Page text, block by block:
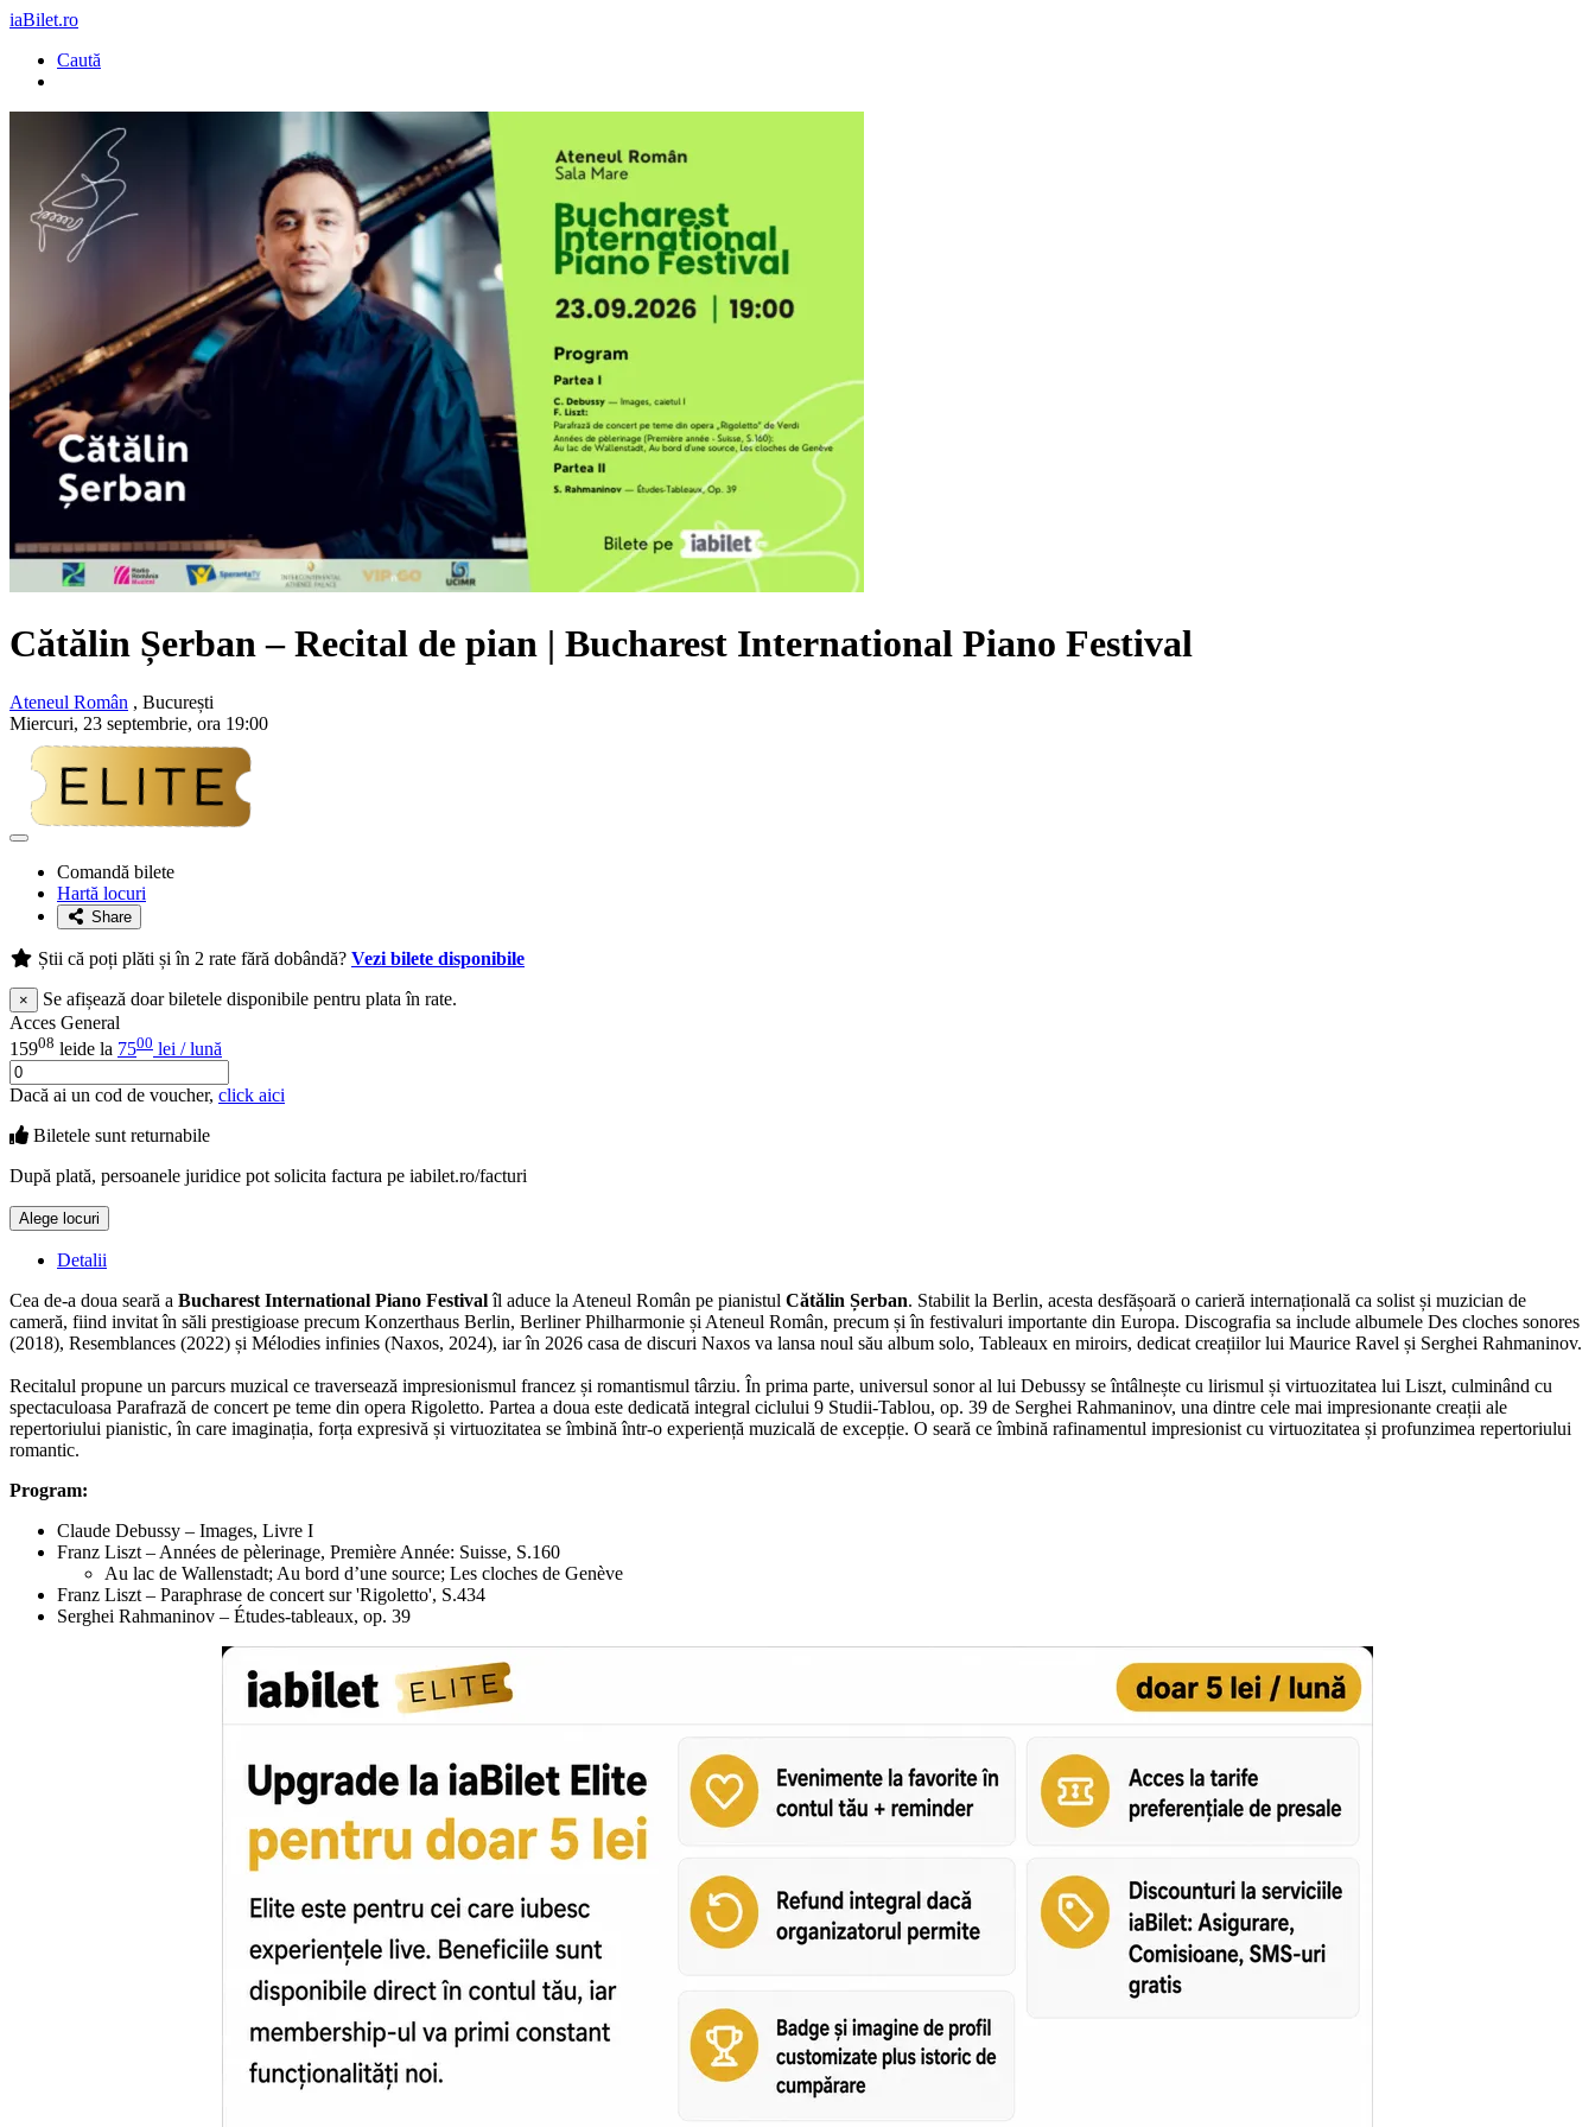
iaBilet.ro
Caută
Cătălin Șerban– Recital de pian | Bucharest International Piano Festival
Ateneul Român , București
Miercuri, 23 septembrie, ora 19:00
Adaugă
favoriteComandă bilete
Hartă locuri
Share
Știi că poți plăti și în 2 rate fără dobândă? Vezi bilete disponibile
×
Se afișează doar biletele disponibile pentru plata în rate.
Acces General
15908 leide la 7500 lei / lună
Dacă ai un cod de voucher, click aici
Biletele sunt returnabile
După plată, persoanele juridice pot solicita factura pe iabilet.ro/facturi
Alege locuri
Detalii
Cea de-a doua seară a Bucharest International Piano Festivalîl aduce la Ateneul Român pe pianistul Cătălin Șerban. Stabilit la Berlin, acesta desfășoară o carieră internațională ca solist și muzician de
cameră, fiind invitat în săli prestigioase precum Konzerthaus Berlin, Berliner Philharmonie și Ateneul Român, precum și în festivaluri importante din Europa. Discografia sa include albumele Des cloches sonores
(2018), Resemblances (2022) și Mélodies infinies (Naxos, 2024), iar în 2026 casa de discuri Naxos va lansa noul său album solo, Tableaux en miroirs, dedicat creațiilor lui Maurice Ravel și Serghei Rahmaninov.
Recitalul propune un parcurs muzical ce traversează impresionismul francez și romantismul târziu. În prima parte, universul sonor al lui Debussy se întâlnește cu lirismul și virtuozitatea lui Liszt, culminând cu
spectaculoasa Parafrază de concert pe teme din opera Rigoletto. Partea a doua este dedicată integral ciclului 9 Studii-Tablou, op. 39 de Serghei Rahmaninov, una dintre cele mai impresionante creații ale
repertoriului pianistic, în care imaginația, forța expresivă și virtuozitatea se îmbină într-o experiență muzicală de excepție. O seară ce îmbină rafinamentul impresionist cu virtuozitatea și profunzimea repertoriului
romantic.
Program:
Claude Debussy – Images, Livre I
Franz Liszt – Années de pèlerinage, Première Année: Suisse, S.160
Au lac de Wallenstadt; Au bord d’une source; Les cloches de Genève
Franz Liszt – Paraphrase de concert sur 'Rigoletto', S.434
Serghei Rahmaninov – Études-tableaux, op. 39